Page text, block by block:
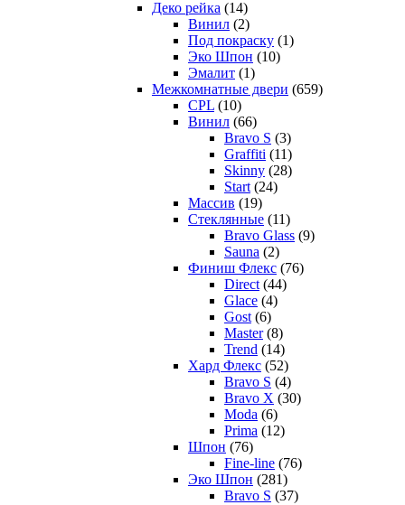
Деко рейка (14)
Винил (2)
Под покраску (1)
Эко Шпон (10)
Эмалит (1)
Межкомнатные двери (659)
CPL (10)
Винил (66)
Bravo S (3)
Graffiti (11)
Skinny (28)
Start (24)
Массив (19)
Стеклянные (11)
Bravo Glass (9)
Sauna (2)
Финиш Флекс (76)
Direct (44)
Glace (4)
Gost (6)
Master (8)
Trend (14)
Хард Флекс (52)
Bravo S (4)
Bravo X (30)
Moda (6)
Prima (12)
Шпон (76)
Fine-line (76)
Эко Шпон (281)
Bravo S (37)